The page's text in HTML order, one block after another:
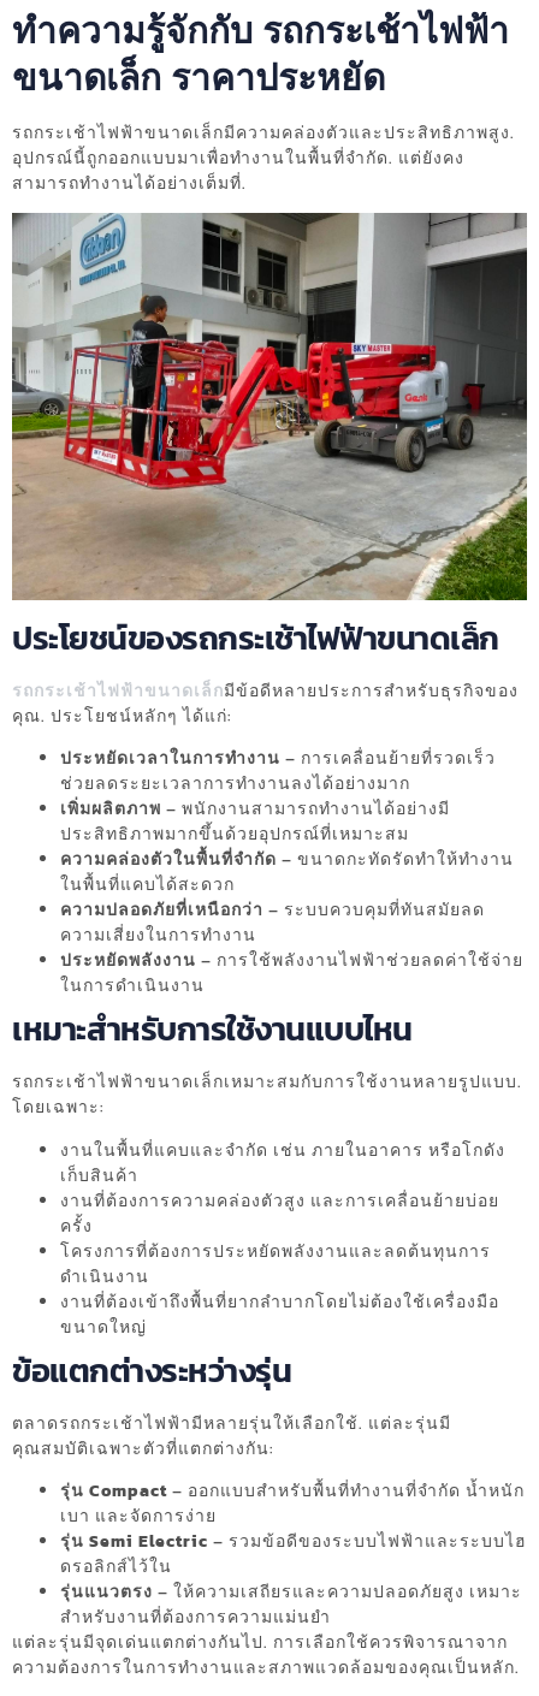
ทำความรู้จักกับ รถกระเช้าไฟฟ้า
ขนาดเล็ก ราคาประหยัด
รถกระเช้าไฟฟ้าขนาดเล็กมีความคล่องตัวและประสิทธิภาพสูง.
อุปกรณ์นี้ถูกออกแบบมาเพื่อทำงานในพื้นที่จำกัด. แต่ยังคง
สามารถทำงานได้อย่างเต็มที่.
ประโยชน์ของรถกระเช้าไฟฟ้าขนาดเล็ก
รถกระเช้าไฟฟ้าขนาดเล็กมีข้อดีหลายประการสำหรับธุรกิจของ
คุณ. ประโยชน์หลักๆ ได้แก่:
ประหยัดเวลาในการทำงาน – การเคลื่อนย้ายที่รวดเร็ว
ช่วยลดระยะเวลาการทำงานลงได้อย่างมาก
เพิ่มผลิตภาพ – พนักงานสามารถทำงานได้อย่างมี
ประสิทธิภาพมากขึ้นด้วยอุปกรณ์ที่เหมาะสม
ความคล่องตัวในพื้นที่จำกัด – ขนาดกะทัดรัดทำให้ทำงาน
ในพื้นที่แคบได้สะดวก
ความปลอดภัยที่เหนือกว่า – ระบบควบคุมที่ทันสมัยลด
ความเสี่ยงในการทำงาน
ประหยัดพลังงาน – การใช้พลังงานไฟฟ้าช่วยลดค่าใช้จ่าย
ในการดำเนินงาน
เหมาะสำหรับการใช้งานแบบไหน
รถกระเช้าไฟฟ้าขนาดเล็กเหมาะสมกับการใช้งานหลายรูปแบบ.
โดยเฉพาะ:
งานในพื้นที่แคบและจำกัด เช่น ภายในอาคาร หรือโกดัง
เก็บสินค้า
งานที่ต้องการความคล่องตัวสูง และการเคลื่อนย้ายบ่อย
ครั้ง
โครงการที่ต้องการประหยัดพลังงานและลดต้นทุนการ
ดำเนินงาน
งานที่ต้องเข้าถึงพื้นที่ยากลำบากโดยไม่ต้องใช้เครื่องมือ
ขนาดใหญ่
ข้อแตกต่างระหว่างรุ่น
ตลาดรถกระเช้าไฟฟ้ามีหลายรุ่นให้เลือกใช้. แต่ละรุ่นมี
คุณสมบัติเฉพาะตัวที่แตกต่างกัน:
รุ่น Compact– ออกแบบสำหรับพื้นที่ทำงานที่จำกัด น้ำหนัก
เบา และจัดการง่าย
รุ่น Semi Electric – รวมข้อดีของระบบไฟฟ้าและระบบไฮ
ดรอลิกส์ไว้ใน
รุ่นแนวตรง – ให้ความเสถียรและความปลอดภัยสูง เหมาะ
สำหรับงานที่ต้องการความแม่นยำ
แต่ละรุ่นมีจุดเด่นแตกต่างกันไป. การเลือกใช้ควรพิจารณาจาก
ความต้องการในการทำงานและสภาพแวดล้อมของคุณเป็นหลัก.